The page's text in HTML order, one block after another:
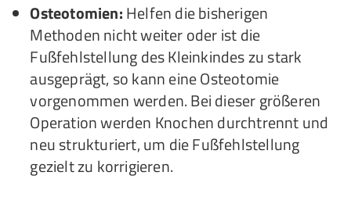
Osteotomien:Helfen die bisherigen
Methoden nicht weiter oder ist die
Fußfehlstellung des Kleinkindes zu stark
ausgeprägt, so kann eine Osteotomie
vorgenommen werden. Bei dieser größeren
Operation werden Knochen durchtrennt und
neu strukturiert, um die Fußfehlstellung
gezielt zu korrigieren.